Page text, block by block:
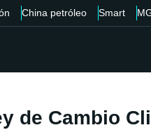
China petróleo Smart
de Cambio